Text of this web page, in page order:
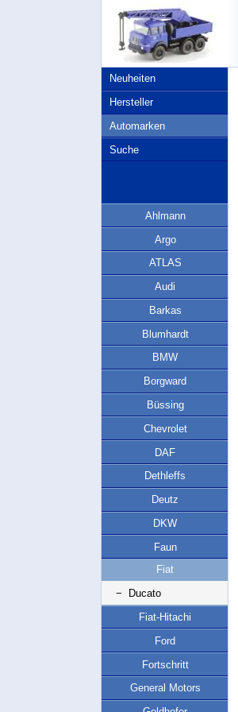
Neuheiten
Hersteller
Automarken
Suche
Ahlmann
Argo
ATLAS
Audi
Barkas
Blumhardt
BMW
Borgward
Büssing
Chevrolet
DAF
Dethleffs
Deutz
DKW
Faun
Fiat
− Ducato
Fiat-Hitachi
Ford
Fortschritt
General Motors